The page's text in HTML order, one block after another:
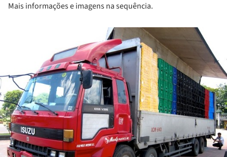
Mais informações e imagens na sequência.